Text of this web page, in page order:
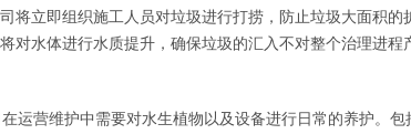
将立即组织施工人员对垃圾进行打捞，防止垃圾大面积
对水体进行水质提升，确保垃圾的汇入不对整个治理进程
运营维护中需要对水生植物以及设备进行日常的养护。